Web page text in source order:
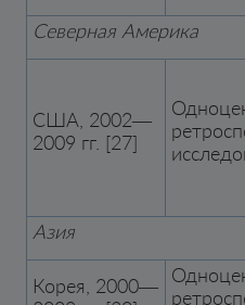
Северная Америка
США, 2002—
2009 гг. [27]
Азия
Корея, 2000—